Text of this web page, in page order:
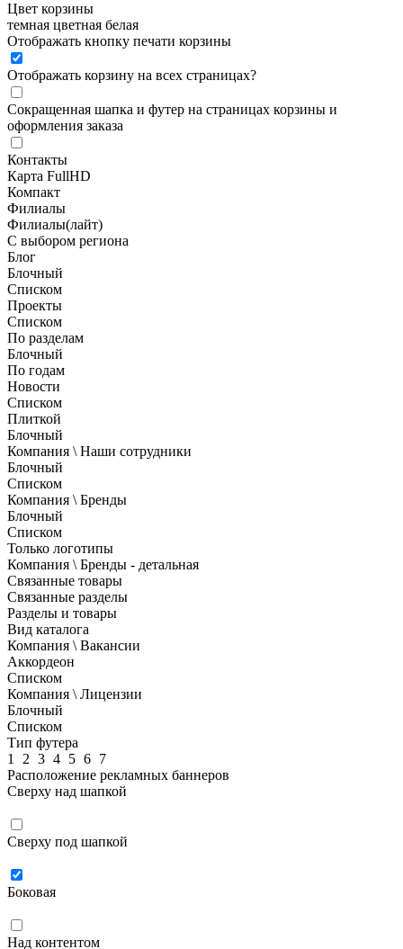
Цвет корзины
темная цветная белая
Отображать кнопку печати корзины
Отображать корзину на всех страницах?
Сокращенная шапка и футер на страницах корзины и
оформления заказа
Контакты
Карта FullHD
Компакт
Филиалы
Филиалы(лайт)
С выбором региона
Блог
Блочный
Списком
Проекты
Списком
По разделам
Блочный
По годам
Новости
Списком
Плиткой
Блочный
Компания \ Наши сотрудники
Блочный
Списком
Компания \ Бренды
Блочный
Списком
Только логотипы
Компания \ Бренды - детальная
Связанные товары
Связанные разделы
Разделы и товары
Вид каталога
Компания \ Вакансии
Аккордеон
Списком
Компания \ Лицензии
Блочный
Списком
Тип футера
1
2 3 4 5 6 7
Расположение рекламных баннеров
Сверху над шапкой
Сверху под шапкой
Боковая
Над контентом